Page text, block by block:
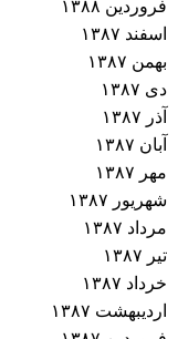
فروردین ۱۳۸۸
اسفند ۱۳۸۷
بهمن ۱۳۸۷
دی ۱۳۸۷
آذر ۱۳۸۷
آبان ۱۳۸۷
مهر ۱۳۸۷
شهریور ۱۳۸۷
مرداد ۱۳۸۷
تیر ۱۳۸۷
خرداد ۱۳۸۷
اردیبهشت ۱۳۸۷